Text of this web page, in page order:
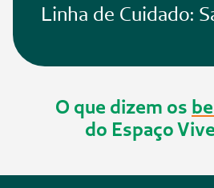
Linha de Cuidado:
O que dizem os
do Espaço